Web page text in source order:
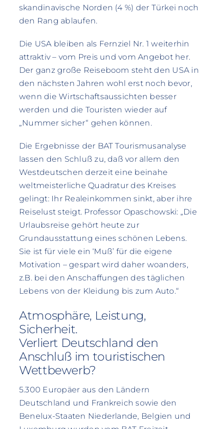
skandinavische Norden (4 %) der Türkei noch
den Rang ablaufen.
Die USA bleiben als Fernziel Nr. 1 weiterhin
attraktiv – vom Preis und vom Angebot her.
Der ganz große Reiseboom steht den USA in
den nächsten Jahren wohl erst noch bevor,
wenn die Wirtschaftsaussichten besser
werden und die Touristen wieder auf
„Nummer sicher“ gehen können.
Die Ergebnisse der BAT Tourismusanalyse
lassen den Schluß zu, daß vor allem den
Westdeutschen derzeit eine beinahe
weltmeisterliche Quadratur des Kreises
gelingt: Ihr Realeinkommen sinkt, aber ihre
Reiselust steigt. Professor Opaschowski: „Die
Urlaubsreise gehört heute zur
Grundausstattung eines schönen Lebens.
Sie ist für viele ein ‘Muß’ für die eigene
Motivation – gespart wird daher woanders,
z.B. bei den Anschaffungen des täglichen
Lebens von der Kleidung bis zum Auto.“
Atmosphäre, Leistung,
Sicherheit.
Verliert Deutschland den
Anschluß im touristischen
Wettbewerb?
5.300 Europäer aus den Ländern
Deutschland und Frankreich sowie den
Benelux-Staaten Niederlande, Belgien und